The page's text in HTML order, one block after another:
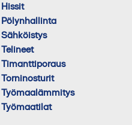
Hissit
Pölynhallinta
Sähköistys
Telineet
Timanttiporaus
Torninosturit
Työmaalämmitys
Työmaatilat